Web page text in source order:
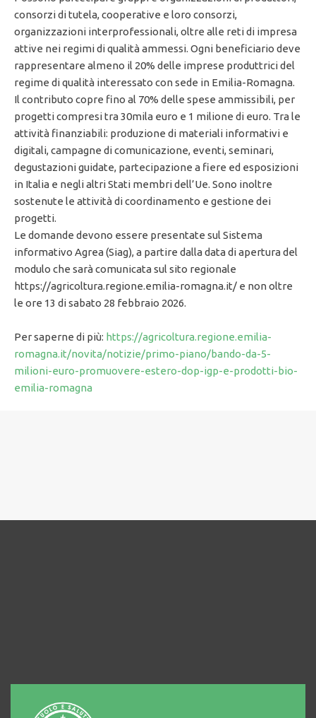
consorzi di tutela, cooperative e loro consorzi,
organizzazioni interprofessionali, oltre alle reti di impresa
attive nei regimi di qualità ammessi. Ogni beneficiario deve
rappresentare almeno il 20% delle imprese produttrici del
regime di qualità interessato con sede in Emilia-Romagna.
Il contributo copre fino al 70% delle spese ammissibili, per
progetti compresi tra 30mila euro e 1 milione di euro. Tra le
attività finanziabili: produzione di materiali informativi e
digitali, campagne di comunicazione, eventi, seminari,
degustazioni guidate, partecipazione a fiere ed esposizioni
in Italia e negli altri Stati membri dell’Ue. Sono inoltre
sostenute le attività di coordinamento e gestione dei
progetti.
Le domande devono essere presentate sul Sistema
informativo Agrea (Siag), a partire dalla data di apertura del
modulo che sarà comunicata sul sito regionale
https://agricoltura.regione.emilia-romagna.it/ e non oltre
le ore 13 di sabato 28 febbraio 2026.
Per saperne di più: https://agricoltura.regione.emilia-
romagna.it/novita/notizie/primo-piano/bando-da-5-
milioni-euro-promuovere-estero-dop-igp-e-prodotti-bio-
emilia-romagna